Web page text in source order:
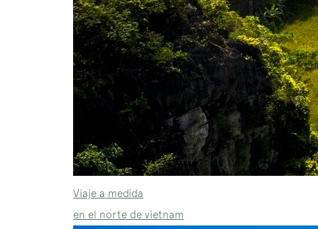
Viaje a medida
en el norte de vietnam